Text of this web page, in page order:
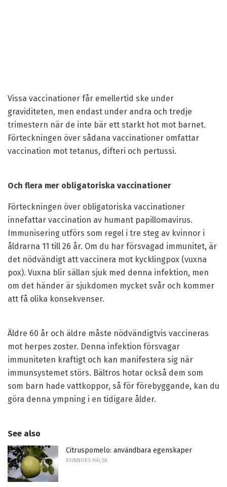
Vissa vaccinationer får emellertid ske under
graviditeten, men endast under andra och tredje
trimestern när de inte bär ett starkt hot mot barnet.
Förteckningen över sådana vaccinationer omfattar
vaccination mot tetanus, difteri och pertussi.
Och flera mer obligatoriska vaccinationer
Förteckningen över obligatoriska vaccinationer
innefattar vaccination av humant papillomavirus.
Immunisering utförs som regel i tre steg av kvinnor i
åldrarna 11 till 26 år. Om du har försvagad immunitet, är
det nödvändigt att vaccinera mot kycklingpox (vuxna
pox). Vuxna blir sällan sjuk med denna infektion, men
om det händer är sjukdomen mycket svår och kommer
att få olika konsekvenser.
Äldre 60 år och äldre måste nödvändigtvis vaccineras
mot herpes zoster. Denna infektion försvagar
immuniteten kraftigt och kan manifestera sig när
immunsystemet störs. Bältros hotar också dem som
som barn hade vattkoppor, så för förebyggande, kan du
göra denna ympning i en tidigare ålder.
See also
Citruspomelo: användbara egenskaper
KVINNORS HÄLSA